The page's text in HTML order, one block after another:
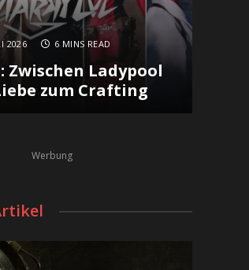
2026 6 MINS READ
Zwischen Ladypool
zum Crafting
Werbung